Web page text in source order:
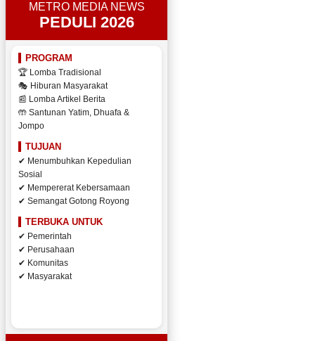
METRO MEDIA NEWS
PEDULI 2026
PROGRAM
🏆 Lomba Tradisional
🎭 Hiburan Masyarakat
📰 Lomba Artikel Berita
🤲 Santunan Yatim, Dhuafa &
Jompo
TUJUAN
✔ Menumbuhkan Kepedulian
Sosial
✔ Mempererat Kebersamaan
✔ Semangat Gotong Royong
TERBUKA UNTUK
✔ Pemerintah
✔ Perusahaan
✔ Komunitas
✔ Masyarakat